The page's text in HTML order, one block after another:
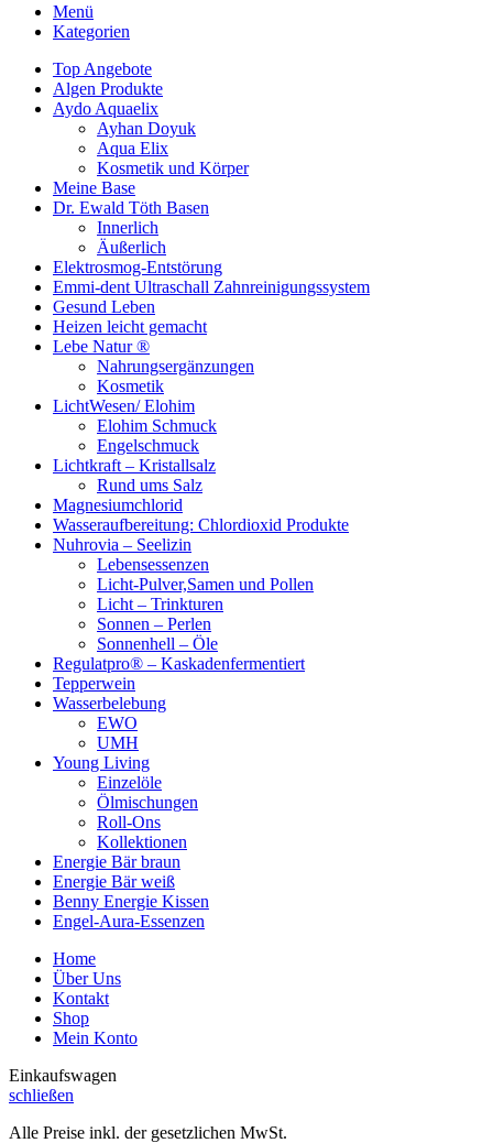
Menü
Kategorien
Top Angebote
Algen Produkte
Aydo Aquaelix
Ayhan Doyuk
Aqua Elix
Kosmetik und Körper
Meine Base
Dr. Ewald Töth Basen
Innerlich
Äußerlich
Elektrosmog-Entstörung
Emmi-dent Ultraschall Zahnreinigungssystem
Gesund Leben
Heizen leicht gemacht
Lebe Natur ®
Nahrungsergänzungen
Kosmetik
LichtWesen/ Elohim
Elohim Schmuck
Engelschmuck
Lichtkraft – Kristallsalz
Rund ums Salz
Magnesiumchlorid
Wasseraufbereitung: Chlordioxid Produkte
Nuhrovia – Seelizin
Lebensessenzen
Licht-Pulver,Samen und Pollen
Licht – Trinkturen
Sonnen – Perlen
Sonnenhell – Öle
Regulatpro® – Kaskadenfermentiert
Tepperwein
Wasserbelebung
EWO
UMH
Young Living
Einzelöle
Ölmischungen
Roll-Ons
Kollektionen
Energie Bär braun
Energie Bär weiß
Benny Energie Kissen
Engel-Aura-Essenzen
Home
Über Uns
Kontakt
Shop
Mein Konto
Einkaufswagen
schließen
Alle Preise inkl. der gesetzlichen MwSt.